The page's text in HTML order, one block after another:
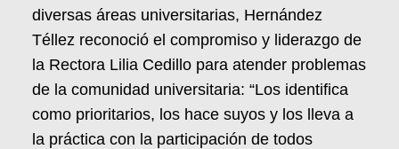
diversas áreas universitarias, Hernández
Téllez reconoció el compromiso y liderazgo de
la Rectora Lilia Cedillo para atender problemas
de la comunidad universitaria: “Los identifica
como prioritarios, los hace suyos y los lleva a
la práctica con la participación de todos